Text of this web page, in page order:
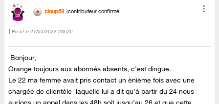
ploup89 contributeur confirmé
Posté le ‎27/05/2023 23h20
Bonjour,
Orange toujours aux abonnés absents, c'est dingue.
Le 22 ma femme avait pris contact un ènième fois avec une
chargée de clientèle laquelle lui a dit qu'à partir du 24 nous